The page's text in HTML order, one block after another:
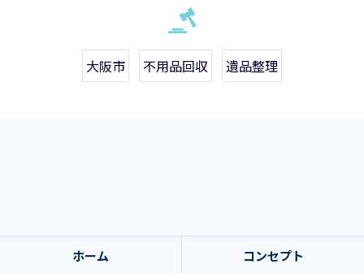
大阪市 不用品回収 遺品整理
ホーム コンセプト